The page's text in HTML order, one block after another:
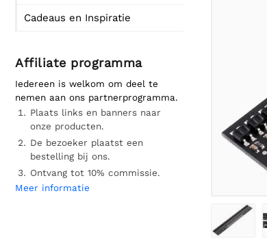
Cadeaus en Inspiratie
Affiliate programma
Iedereen is welkom om deel te
nemen aan ons partnerprogramma.
Plaats links en banners naar
onze producten.
De bezoeker plaatst een
bestelling bij ons.
Ontvang tot 10% commissie.
Meer informatie